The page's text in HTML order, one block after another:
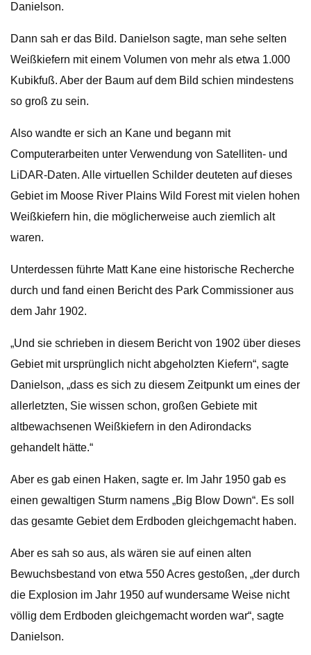
Danielson.
Dann sah er das Bild. Danielson sagte, man sehe selten
Weißkiefern mit einem Volumen von mehr als etwa 1.000
Kubikfuß. Aber der Baum auf dem Bild schien mindestens
so groß zu sein.
Also wandte er sich an Kane und begann mit
Computerarbeiten unter Verwendung von Satelliten- und
LiDAR-Daten. Alle virtuellen Schilder deuteten auf dieses
Gebiet im Moose River Plains Wild Forest mit vielen hohen
Weißkiefern hin, die möglicherweise auch ziemlich alt
waren.
Unterdessen führte Matt Kane eine historische Recherche
durch und fand einen Bericht des Park Commissioner aus
dem Jahr 1902.
„Und sie schrieben in diesem Bericht von 1902 über dieses
Gebiet mit ursprünglich nicht abgeholzten Kiefern“, sagte
Danielson, „dass es sich zu diesem Zeitpunkt um eines der
allerletzten, Sie wissen schon, großen Gebiete mit
altbewachsenen Weißkiefern in den Adirondacks
gehandelt hätte.“
Aber es gab einen Haken, sagte er. Im Jahr 1950 gab es
einen gewaltigen Sturm namens „Big Blow Down“. Es soll
das gesamte Gebiet dem Erdboden gleichgemacht haben.
Aber es sah so aus, als wären sie auf einen alten
Bewuchsbestand von etwa 550 Acres gestoßen, „der durch
die Explosion im Jahr 1950 auf wundersame Weise nicht
völlig dem Erdboden gleichgemacht worden war“, sagte
Danielson.